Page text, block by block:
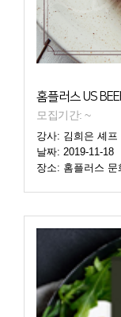
홈플러스 US
모집기간: ~
강사: 김희은 셰프
날짜: 2019-11-18
장소: 홈플러스 문